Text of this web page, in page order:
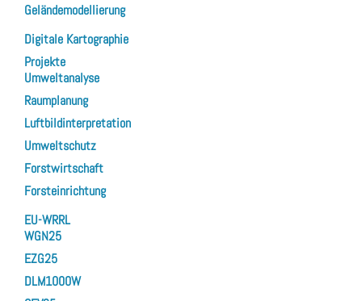
Geländemodellierung
Digitale Kartographie
Projekte
Umweltanalyse
Raumplanung
Luftbildinterpretation
Umweltschutz
Forstwirtschaft
Forsteinrichtung
EU-WRRL
WGN25
EZG25
DLM1000W